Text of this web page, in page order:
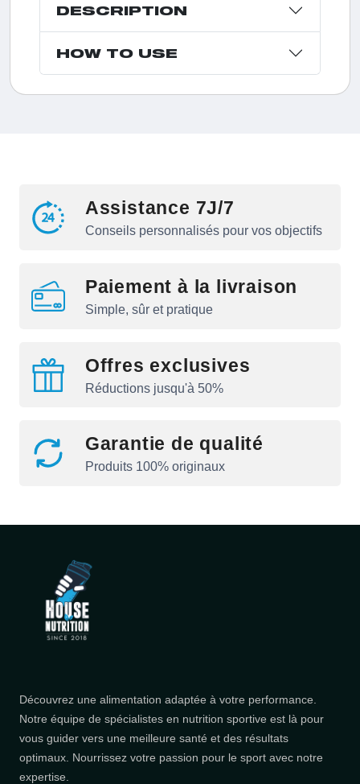
DESCRIPTION
HOW TO USE
Assistance 7J/7
Conseils personnalisés pour vos objectifs
Paiement à la livraison
Simple, sûr et pratique
Offres exclusives
Réductions jusqu'à 50%
Garantie de qualité
Produits 100% originaux
Découvrez une alimentation adaptée à votre performance.
Notre équipe de spécialistes en nutrition sportive est là pour
vous guider vers une meilleure santé et des résultats
optimaux. Nourrissez votre passion pour le sport avec notre
expertise.